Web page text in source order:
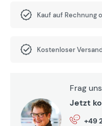
Kauf auf Rechnung
Kostenloser
Frag
Jetzt
+49